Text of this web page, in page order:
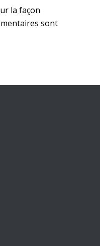
la façon
sont